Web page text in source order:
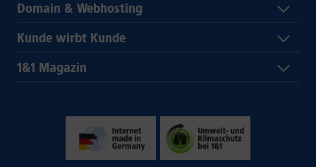
Domain & Webhosting
Kunde wirbt Kunde
1&1 Magazin